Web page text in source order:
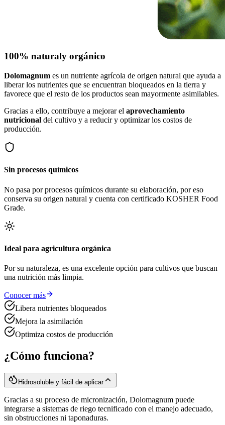
100% naturaly orgánico
Dolomagnum es un nutriente agrícola de origen natural que ayuda a
liberar los nutrientes que se encuentran bloqueados en la tierra y
favorece que el resto de los productos sean mayormente asimilables.
Gracias a ello, contribuye a mejorar el aprovechamiento
nutricional del cultivo y a reducir y optimizar los costos de
producción.
Sin procesos químicos
No pasa por procesos químicos durante su elaboración, por eso
conserva su origen natural y cuenta con certificado KOSHER Food
Grade.
Ideal para agricultura orgánica
Por su naturaleza, es una excelente opción para cultivos que buscan
una nutrición más limpia.
Conocer más
Libera nutrientes bloqueados
Mejora la asimilación
Optimiza costos de producción
¿Cómo funciona?
Hidrosoluble y fácil de aplicar
Gracias a su proceso de micronización, Dolomagnum puede
integrarse a sistemas de riego tecnificado con el manejo adecuado,
sin obstrucciones ni taponaduras.